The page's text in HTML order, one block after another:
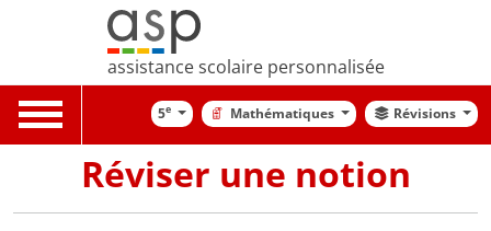
assistance scolaire personnalisée
Toggle
navigation
5e Mathématiques Révisions
Réviser une notion